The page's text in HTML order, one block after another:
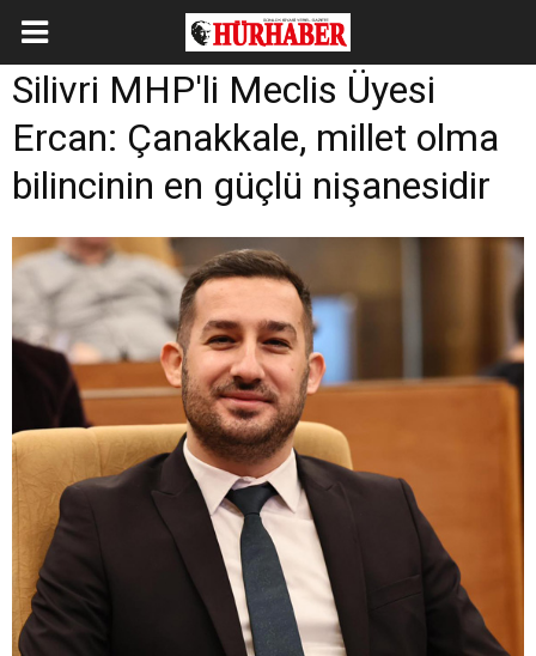
Silivri MHP'li Meclis Üyesi
Ercan: Çanakkale, millet olma
bilincinin en güçlü nişanesidir